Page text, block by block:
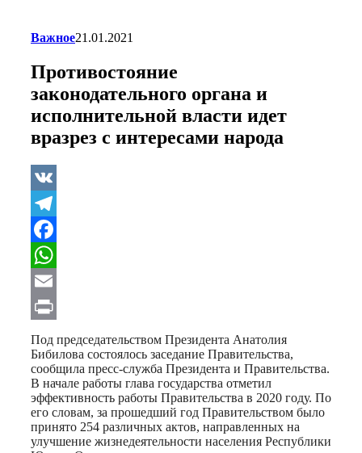
Важное21.01.2021
Противостояние
законодательного органа и
исполнительной власти идет
вразрез с интересами народа
VK
Telegram
Facebook
WhatsApp
Email
Print
Под председательством Президента Анатолия
Бибилова состоялось заседание Правительства,
сообщила пресс-служба Президента и Правительства.
В начале работы глава государства отметил
эффективность работы Правительства в 2020 году. По
его словам, за прошедший год Правительством было
принято 254 различных актов, направленных на
улучшение жизнедеятельности населения Республики